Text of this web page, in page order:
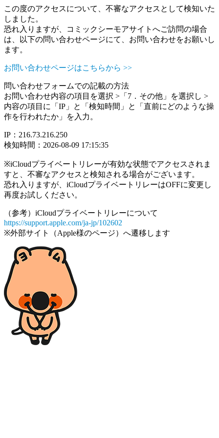
この度のアクセスについて、不審なアクセスとして検知いた
しました。
恐れ入りますが、コミックシーモアサイトへご訪問の場合
は、以下の問い合わせページにて、お問い合わせをお願いし
ます。
お問い合わせページはこちらから >>
問い合わせフォームでの記載の方法
お問い合わせ内容の項目を選択 >「7．その他」を選択し >
内容の項目に「IP」と「検知時間」と「直前にどのような操
作を行われたか」を入力。
IP：216.73.216.250
検知時間：2026-08-09 17:15:35
※iCloudプライベートリレーが有効な状態でアクセスされま
すと、不審なアクセスと検知される場合がございます。
恐れ入りますが、iCloudプライベートリレーはOFFに変更し
再度お試しください。
（参考）iCloudプライベートリレーについて
https://support.apple.com/ja-jp/102602
※外部サイト（Apple様のページ）へ遷移します